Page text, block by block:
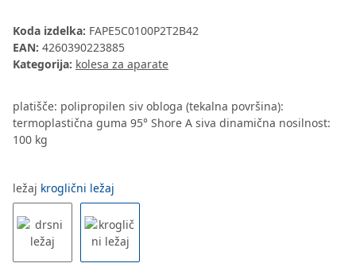
Koda izdelka: FAPE5C0100P2T2B42
EAN: 4260390223885
Kategorija: kolesa za aparate
platišče: polipropilen siv obloga (tekalna površina):
termoplastična guma 95° Shore A siva dinamična nosilnost:
100 kg
ležaj kroglični ležaj